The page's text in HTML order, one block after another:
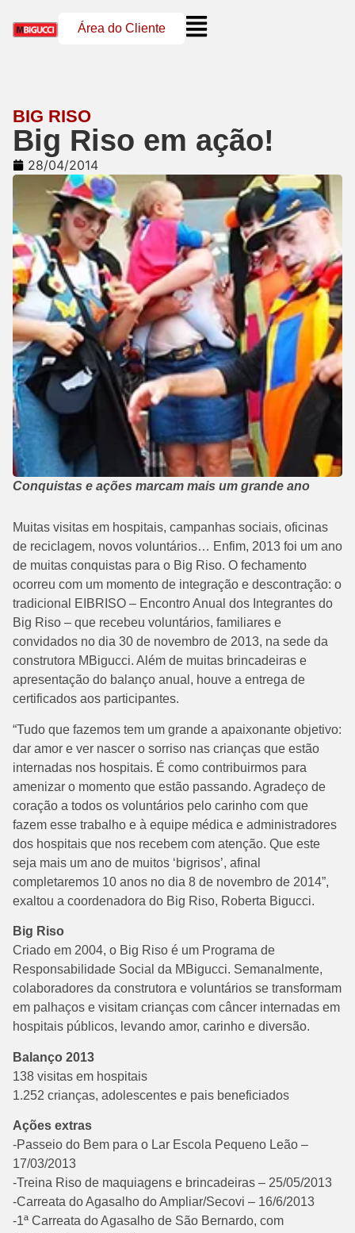
Área do Cliente
BIG RISO
Big Riso em ação!
28/04/2014
Conquistas e ações marcam mais um grande ano
Muitas visitas em hospitais, campanhas sociais, oficinas
de reciclagem, novos voluntários… Enfim, 2013 foi um ano
de muitas conquistas para o Big Riso. O fechamento
ocorreu com um momento de integração e descontração: o
tradicional EIBRISO – Encontro Anual dos Integrantes do
Big Riso – que recebeu voluntários, familiares e
convidados no dia 30 de novembro de 2013, na sede da
construtora MBigucci. Além de muitas brincadeiras e
apresentação do balanço anual, houve a entrega de
certificados aos participantes.
“Tudo que fazemos tem um grande a apaixonante objetivo:
dar amor e ver nascer o sorriso nas crianças que estão
internadas nos hospitais. É como contribuirmos para
amenizar o momento que estão passando. Agradeço de
coração a todos os voluntários pelo carinho com que
fazem esse trabalho e à equipe médica e administradores
dos hospitais que nos recebem com atenção. Que este
seja mais um ano de muitos ‘bigrisos’, afinal
completaremos 10 anos no dia 8 de novembro de 2014”,
exaltou a coordenadora do Big Riso, Roberta Bigucci.
Big Riso
Criado em 2004, o Big Riso é um Programa de
Responsabilidade Social da MBigucci. Semanalmente,
colaboradores da construtora e voluntários se transformam
em palhaços e visitam crianças com câncer internadas em
hospitais públicos, levando amor, carinho e diversão.
Balanço 2013
138 visitas em hospitais
1.252 crianças, adolescentes e pais beneficiados
Ações extras
-Passeio do Bem para o Lar Escola Pequeno Leão –
17/03/2013
-Treina Riso de maquiagens e brincadeiras – 25/05/2013
-Carreata do Agasalho do Ampliar/Secovi – 16/6/2013
-1ª Carreata do Agasalho de São Bernardo, com